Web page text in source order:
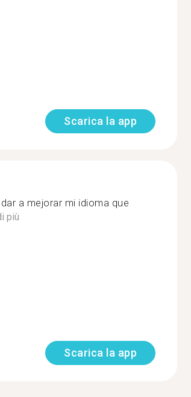
Scarica la app
a mejorar mi idioma que
più
Scarica la app